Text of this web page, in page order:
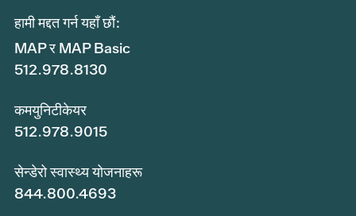
हामी मद्दत गर्न यहाँ छौं:
MAP र MAP Basic
512.978.8130
कमयुनिटीकेयर
512.978.9015
सेन्डेरो स्वास्थ्य योजनाहरू
844.800.4693